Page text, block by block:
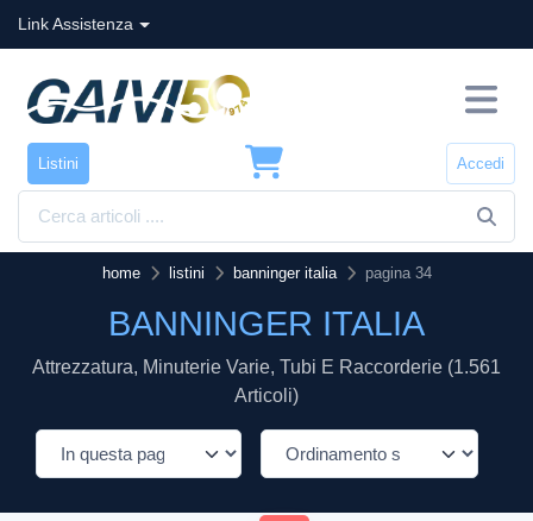
Link Assistenza
Listini Accedi
home listini banninger italia pagina 34
BANNINGER ITALIA
Attrezzatura, Minuterie Varie, Tubi E Raccorderie (1.561
Articoli)